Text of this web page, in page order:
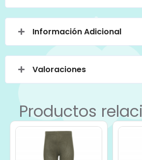
Información Adicional
Valoraciones
Productos